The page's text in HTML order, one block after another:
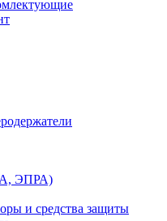
ЭПРА)
и средства защиты